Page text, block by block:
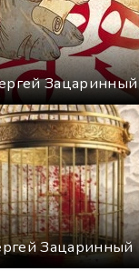
Зацаринный
Зацаринный